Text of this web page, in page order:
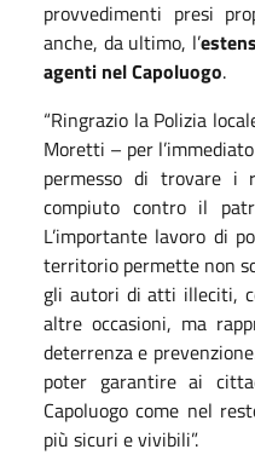
provvedimenti presi
anche, da ultimo, l’
agenti nel Capoluogo.
“Ringrazio la Polizia
Moretti – per
permesso di trovare i
compiuto contro il
L’importante lavoro di
territorio permette non
gli autori di atti illeciti,
altre occasioni, ma
deterrenza e
poter garantire ai
Capoluogo come nel
più sicuri e vivibili”.